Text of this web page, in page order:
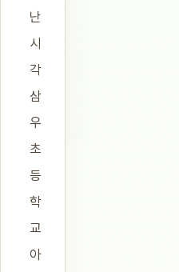
난
시
각
삼
우
초
등
학
교
아